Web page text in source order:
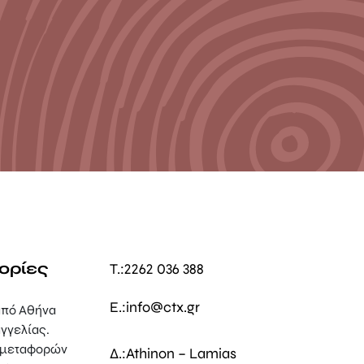
Αθήνα
T.:2262 036 388
E.:info@ctx.gr
Δ.:Athinon – Lamias